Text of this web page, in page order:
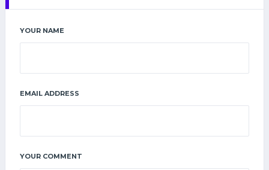
YOUR NAME
EMAIL ADDRESS
YOUR COMMENT